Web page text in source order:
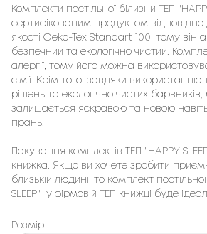
Комплекти постільної білизни ТЕП
сертифікованим продуктом відповідно
якості Oeko-Tex Standart 100, тому він
безпечний та екологічно чистий.
алергії, тому його можна
сім'ї. Крім того, завдяки використанню
рішень та екологічно чистих барвників,
залишається яскравою та новою навіть
прань.
Пакування комплектів ТЕП "HAPPY
книжка. Якщо ви хочете зробити
близькій людині, то комплект
SLEEP"  у фірмовій ТЕП книжці буде
Розмір